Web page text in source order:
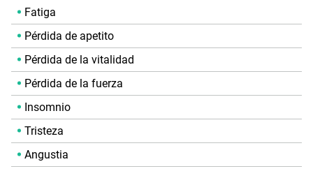
Fatiga
Pérdida de apetito
Pérdida de la vitalidad
Pérdida de la fuerza
Insomnio
Tristeza
Angustia